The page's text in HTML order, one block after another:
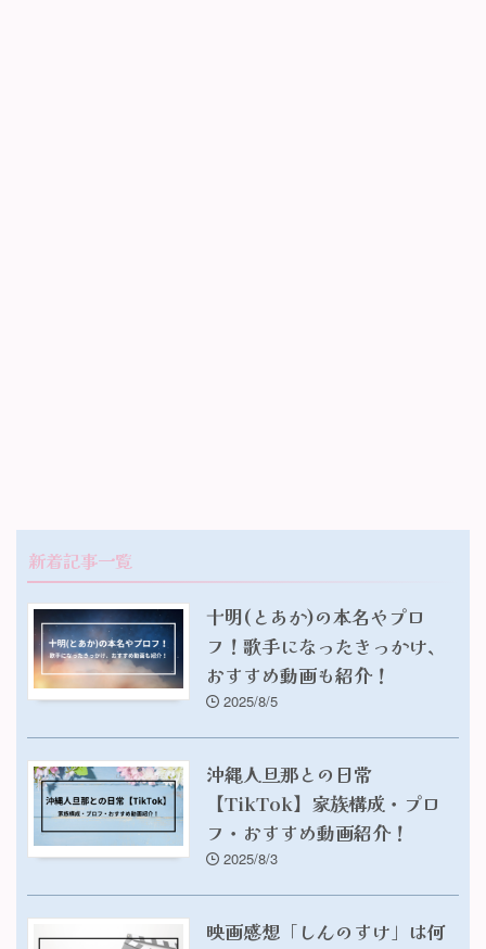
新着記事一覧
十明(とあか)の本名やプロ
フ！歌手になったきっかけ、
おすすめ動画も紹介！
2025/8/5
沖縄人旦那との日常
【TikTok】家族構成・プロ
フ・おすすめ動画紹介！
2025/8/3
映画感想「しんのすけ」は何